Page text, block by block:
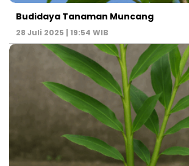
Budidaya Tanaman Muncang
28 Juli 2025 | 19:54 WIB